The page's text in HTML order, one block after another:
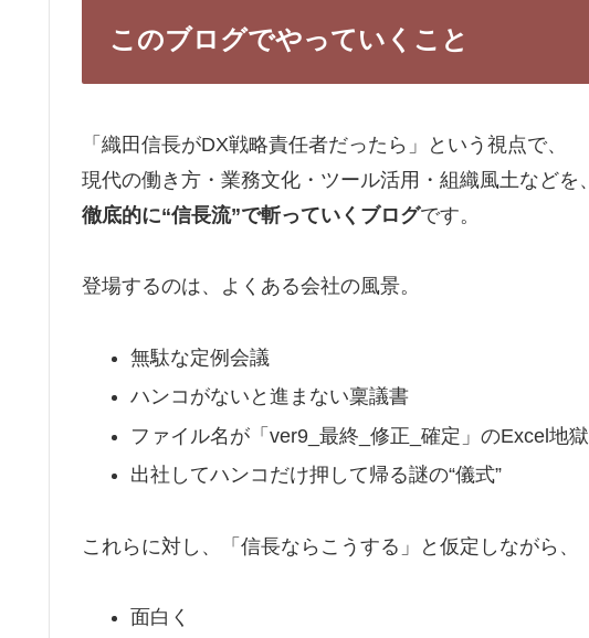
このブログでやっていくこと
「織田信長がDX戦略責任者だったら」という視点で、
現代の働き方・業務文化・ツール活用・組織風土などを、
徹底的に“信長流”で斬っていくブログです。
登場するのは、よくある会社の風景。
無駄な定例会議
ハンコがないと進まない稟議書
ファイル名が「ver9_最終_修正_確定」のExcel地獄
出社してハンコだけ押して帰る謎の“儀式”
これらに対し、「信長ならこうする」と仮定しながら、
面白く